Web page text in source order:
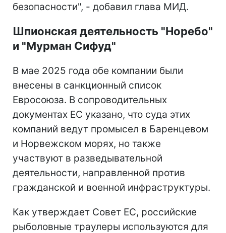
безопасности", - добавил глава МИД.
Шпионская деятельность "Норебо"
и "Мурман Сифуд"
В мае 2025 года обе компании были
внесены в санкционный список
Евросоюза. В сопроводительных
документах ЕС указано, что суда этих
компаний ведут промысел в Баренцевом
и Норвежском морях, но также
участвуют в разведывательной
деятельности, направленной против
гражданской и военной инфраструктуры.
Как утверждает Совет ЕС, российские
рыболовные траулеры используются для